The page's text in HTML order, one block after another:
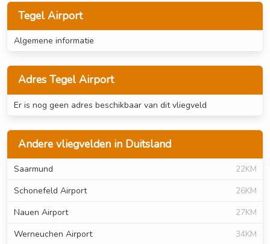
Tegel Airport
Algemene informatie
Adres Tegel Airport
Er is nog geen adres beschikbaar van dit vliegveld
Andere vliegvelden in Duitsland
Saarmund
22KM
Schonefeld Airport
26KM
Nauen Airport
27KM
Werneuchen Airport
34KM